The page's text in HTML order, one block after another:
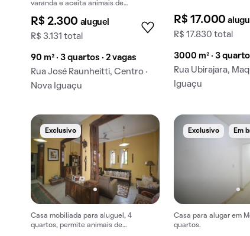
varanda e aceita animais de
R$ 2.300 aluguel
R$ 3.131 total
90 m² · 3 quartos · 2 vagas
Rua José Raunheitti, Centro ·
Nova Iguaçu
R$ 17.000
R$ 17.830 total
3000 m² · 3
Rua Ubirajara,
Iguaçu
Exclusivo
Casa mobiliada para aluguel, 4
quartos, permite animais de
Exclusivo Em
Casa para alugar em
quartos.